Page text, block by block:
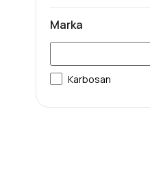
Marka
Karbosan